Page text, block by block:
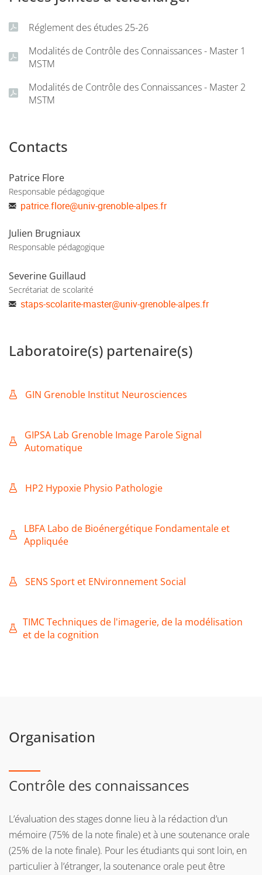
Réglement des études 25-26
Modalités de Contrôle des Connaissances - Master 1
MSTM
Modalités de Contrôle des Connaissances - Master 2
MSTM
Contacts
Patrice Flore
Responsable pédagogique
patrice.flore@univ-grenoble-alpes.fr
Julien Brugniaux
Responsable pédagogique
Severine Guillaud
Secrétariat de scolarité
staps-scolarite-master@univ-grenoble-alpes.fr
Laboratoire(s) partenaire(s)
GIN Grenoble Institut Neurosciences
GIPSA Lab Grenoble Image Parole Signal
Automatique
HP2 Hypoxie Physio Pathologie
LBFA Labo de Bioénergétique Fondamentale et
Appliquée
SENS Sport et ENvironnement Social
TIMC Techniques de l'imagerie, de la modélisation
et de la cognition
Organisation
Contrôle des connaissances
L’évaluation des stages donne lieu à la rédaction d’un
mémoire (75% de la note finale) et à une soutenance orale
(25% de la note finale). Pour les étudiants qui sont loin, en
particulier à l’étranger, la soutenance orale peut être